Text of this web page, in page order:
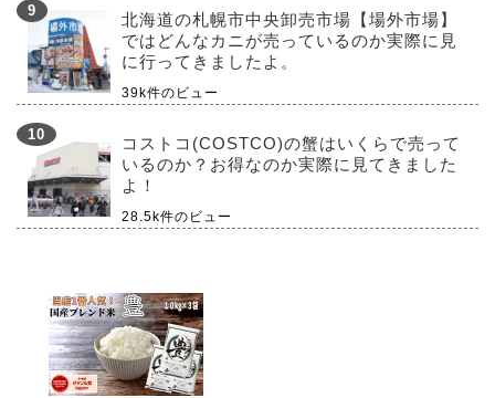
北海道の札幌市中央卸売市場【場外市場】
ではどんなカニが売っているのか実際に見
に行ってきましたよ。
39k件のビュー
コストコ(COSTCO)の蟹はいくらで売って
いるのか？お得なのか実際に見てきました
よ！
28.5k件のビュー